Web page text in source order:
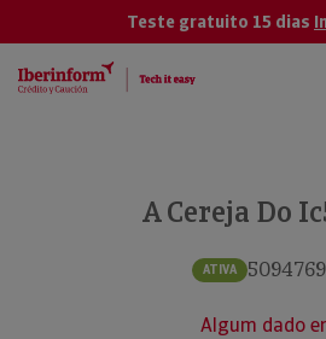
Teste gratuito 15 dias
A Cereja Do
ATIVA
Algum dado